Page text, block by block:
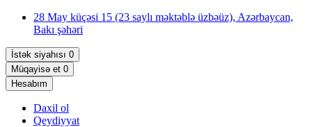
28 May küçəsi 15 (23 saylı məktəblə üzbəüz), Azərbaycan,
Bakı şəhəri
İstək siyahısı 0
Müqayisə et 0
Hesabım
Daxil ol
Qeydiyyat